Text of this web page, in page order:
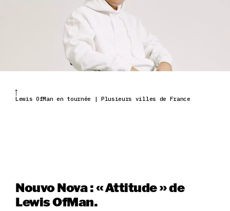
Lewis OfMan en tournée | Plusieurs villes de France
Nouvo Nova : « Attitude » de
Lewis OfMan.